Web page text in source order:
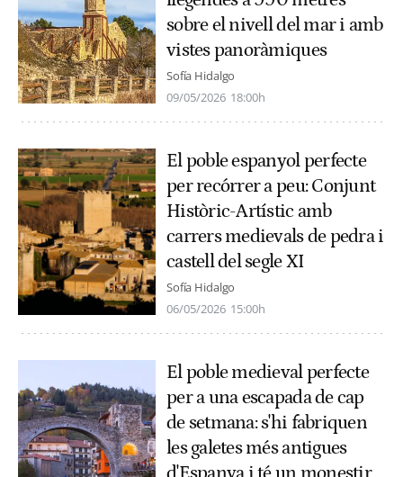
sobre el nivell del mar i amb
vistes panoràmiques
Sofía Hidalgo
09/05/2026 18:00h
El poble espanyol perfecte
per recórrer a peu: Conjunt
Històric-Artístic amb
carrers medievals de pedra i
castell del segle XI
Sofía Hidalgo
06/05/2026 15:00h
El poble medieval perfecte
per a una escapada de cap
de setmana: s'hi fabriquen
les galetes més antigues